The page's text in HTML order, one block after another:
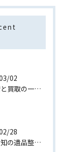
02
遺品整理と買取の一石二鳥
28
岐阜・愛知の遺品整理と買取専門店【査定士が高額買取】